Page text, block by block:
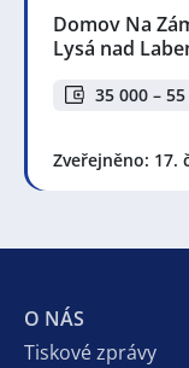
Domov Na
Lysá nad
35 000 –
Zveřejněno: 17.
O NÁS
Tiskové zprávy